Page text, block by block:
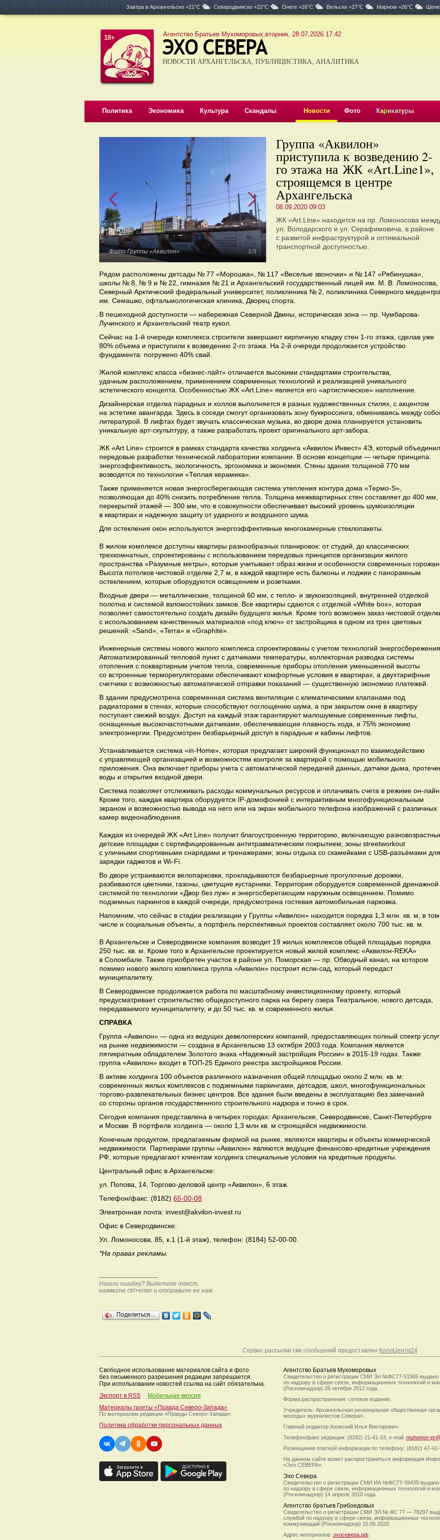
Завтра в Архангельске +21°C Северодвинске +22°C Онеге +26°C Вельске +27°C Мирном +26°C
18+ Агентство Братьев Мухоморовых,вторник, 28.07.2026 17:42
НОВОСТИ АРХАНГЕЛЬСКА, ПУБЛИЦИСТИКА, АНАЛИТИКА
Политика Экономика Культура Скандалы Новости Фото Карикатуры
Фото Группы «Аквилон». 1/3
Группа «Аквилон»
приступила к возведению 2-
го этажа на ЖК «Art.Line1»,
строящемся в центре
Архангельска
08.09.2020 09:03
ЖК «Art.Line» находится на пр. Ломоносова
ул. Володарского и ул. Серафимовича, в районе
с развитой инфраструктурой и оптимальной
транспортной доступностью.
Рядом расположены детсады № 77 «Морошка», № 117 «Веселые звоночки» и № 147 «Рябинушка»,
школы № 8, № 9 и № 22, гимназия № 21 и Архангельский государственный лицей им. М. В. Ломоносова,
Северный Арктический федеральный университет, поликлиника № 2, поликлиника Северного медцентра
им. Семашко, офтальмологическая клиника, Дворец спорта.
В пешеходной доступности — набережная Северной Двины, историческая зона — пр. Чумбарова-
Лучинского и Архангельский театр кукол.
Сейчас на 1-й очереди комплекса строители завершают кирпичную кладку стен 1-го этажа, сделав уже
80% объема и приступили к возведению 2-го этажа. На 2-й очереди продолжается устройство
фундамента: погружено 40% свай.
Жилой комплекс класса «бизнес-лайт» отличается высокими стандартами строительства,
удачным расположением, применением современных технологий и реализацией уникального
эстетического концепта. Особенностью ЖК «Art.Line» является его «артистическое» наполнение.
Дизайнерская отделка парадных и холлов выполняется в разных художественных стилях, с акцентом
на эстетике авангарда. Здесь в соседи смогут организовать зону буккроссинга, обмениваясь между
литературой. В лифтах будет звучать классическая музыка, во дворе дома планируется установить
уникальную арт-скульптуру, а также разработать проект оригинального арт-забора.
ЖК «Art Line» строится в рамках стандарта качества холдинга «Аквилон Инвест» 4Э, который объединил
передовые разработки технической лаборатории компании. В основе концепции — четыре принципа:
энергоэффективность, экологичность, эргономика и экономия. Стены здания толщиной 770 мм
возводятся по технологии «Теплая керамика».
Также применяется новая энергосберегающая система утепления контура дома «Термо-S»,
позволяющая до 40% снизить потребление тепла. Толщина межквартирных стен составляет до 400 мм,
перекрытий этажей — 300 мм, что в совокупности обеспечивает высокий уровень шумоизоляции
в квартирах и надежную защиту от ударного и воздушного шума.
Для остекления окон используются энергоэффективные многокамерные стеклопакеты.
В жилом комплексе доступны квартиры разнообразных планировок: от студий, до классических
трехкомнатных, спроектированы с использованием передовых принципов организации жилого
пространства «Разумные метры», которые учитывают образ жизни и особенности современных горожан.
Высота потолков чистовой отделке 2,7 м, в каждой квартире есть балконы и лоджии с панорамным
остеклением, которые оборудуются освещением и розетками.
Входные двери — металлические, толщиной 60 мм, с тепло- и звукоизоляцией, внутренней отделкой
полотна и системой взломостойких замков. Все квартиры сдаются с отделкой «White box», которая
позволяет самостоятельно создать дизайн будущего жилья. Кроме того возможен заказ чистовой
с использованием качественных материалов «под ключ» от застройщика в одном из трех цветовых
решений: «Sand», «Terra» и «Graphite».
Инженерные системы нового жилого комплекса спроектированы с учетом технологий энергосбережения.
Автоматизированный тепловой пункт с датчиками температуры, коллекторная разводка системы
отопления с поквартирным учетом тепла, современные приборы отопления уменьшенной высоты
со встроенные терморегуляторами обеспечивают комфортные условия в квартирах, а двухтарифные
счетчики с возможностью автоматической отправки показаний — существенную экономию платежей.
В здании предусмотрена современная система вентиляции с климатическими клапанами под
радиаторами в стенах, которые способствуют поглощению шума, а при закрытом окне в квартиру
поступает свежий воздух. Доступ на каждый этаж гарантируют малошумные современные лифты,
оснащенные высокочастотными датчиками, обеспечивающие плавность хода, и 75% экономию
электроэнергии. Предусмотрен безбарьерный доступ в парадные и кабины лифтов.
Устанавливается система «in-Home», которая предлагает широкий функционал по взаимодействию
с управляющей организацией и возможностям контроля за квартирой с помощью мобильного
приложения. Она включает приборы учета с автоматической передачей данных, датчики дыма,
воды и открытия входной двери.
Система позволяет отслеживать расходы коммунальных ресурсов и оплачивать счета в режиме он-лайн.
Кроме того, каждая квартира оборудуется IР-домофонией с интерактивным многофункциональным
экраном и возможностью вывода на него или на экран мобильного телефона изображений с различных
камер видеонаблюдения.
Каждая из очередей ЖК «Art.Line» получит благоустроенную территорию, включающую
детские площадки с сертифицированным антитравматическим покрытием; зоны streetworkout
с уличными спортивными снарядами и тренажерами; зоны отдыха со скамейками с USB-разъёмами для
зарядки гаджетов и Wi-Fi.
Во дворе устраиваются велопарковки, прокладываются безбарьерные прогулочные дорожки,
разбиваются цветники, газоны, цветущие кустарники. Территория оборудуется современной дренажной
системой по технологии «Двор без луж» и энергосберегающим наружным освещением. Помимо
подземных паркингов в каждой очереди, предусмотрена гостевая автомобильная парковка.
Напомним, что сейчас в стадии реализации у Группы «Аквилон» находится порядка 1,3 млн. кв. м, в том
числе и социальные объекты, а портфель перспективных проектов составляет около 700 тыс. кв. м.
В Архангельске и Северодвинске компания возводит 19 жилых комплексов общей площадью порядка
250 тыс. кв. м. Кроме того в Архангельске проектируется новый жилой комплекс «Аквилон-REKA»
в Соломбале. Также приобретен участок в районе ул. Поморская — пр. Обводный канал, на котором
помимо нового жилого комплекса группа «Аквилон» построит ясли-сад, который передаст
муниципалитету.
В Северодвинске продолжается работа по масштабному инвестиционному проекту, который
предусматривает строительство общедоступного парка на берегу озера Театральное, нового детсада,
передаваемого муниципалитету, и до 50 тыс. кв. м современного жилья.
СПРАВКА
Группа «Аквилон» — одна из ведущих девелоперских компаний, предоставляющих полный спектр услуг
на рынке недвижимости — создана в Архангельске 13 октября 2003 года. Компания является
пятикратным обладателем Золотого знака «Надежный застройщик России» в 2015-19 годах. Также
группа «Аквилон» входит в ТОП-25 Единого реестра застройщиков России.
В активе холдинга 100 объектов различного назначения общей площадью около 2 млн. кв. м:
современных жилых комплексов с подземными паркингами, детсадов, школ, многофункциональных
торгово-развлекательных бизнес центров. Все здания были введены в эксплуатацию без замечаний
со стороны органов государственного строительного надзора и точно в срок.
Сегодня компания представлена в четырех городах: Архангельске, Северодвинске, Санкт-Петербурге
и Москве. В портфеле холдинга — около 1,3 млн кв. м строящейся недвижимости.
Конечным продуктом, предлагаемым фирмой на рынке, являются квартиры и объекты коммерческой
недвижимости. Партнерами группы «Аквилон» являются ведущие финансово-кредитные учреждения
РФ, которые предлагают клиентам холдинга специальные условия на кредитные продукты.
Центральный офис в Архангельске:
ул. Попова, 14, Торгово-деловой центр «Аквилон», 6 этаж.
Телефон/факс: (8182) 65-00-08
Электронная почта: invest@akvilon-invest.ru
Офис в Северодвинске:
Ул. Ломоносова, 85, к.1 (1-й этаж), телефон: (8184) 52-00-00.
*На правах рекламы.
Нашли ошибку? Выделите текст,
нажмите ctrl+enter и отправьте ее нам.
Поделиться…
Сервис рассылки смс-сообщений предоставлен КоллЦентр24
Свободное использование материалов сайта и фото
без письменного разрешения редакции запрещается.
При использовании новостей ссылка на сайт обязательна.
Экспорт в RSS
Мобильная версия
Материалы газеты «Правда Северо-Запада»
По материалам редакции «Правды Северо-Запада».
Политика обработки персональных данных
Агентство Братьев Мухоморовых
Свидетельство о регистрации СМИ Эл №ФС77-51565 выдано
по надзору в сфере связи, информационных технологий и
(Роскомнадзор) 26 октября 2012 года.
Форма распространения: сетевое издание.
Учредитель: Архангельская региональная общественная
молодых журналистов Севера».
Главный редактор Азовский Илья Викторович.
Телефон/факс редакции: (8182) 21-41-03, e-mail: muhomor-
Размещение платной информации по телефону: (8182) 47-41-
На данном сайте может распространяться информация
«Эхо СЕВЕРА».
Эхо Севера
Свидетельство о регистрации СМИ ИА №ФС77-39435 выдано
по надзору в сфере связи, информационных технологий и
(Роскомнадзор) 14 апреля 2010 года.
Агентство братьев Грибоедовых
Свидетельство о регистрации СМИ ЭЛ № ФС 77 — 78297
службой по надзору в сфере связи, информационных
коммуникаций (Роскомнадзор) 15.05.2020.
Адрес материалов: эхосевера.рф